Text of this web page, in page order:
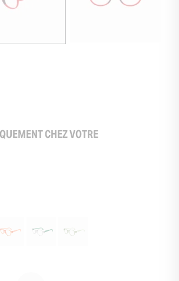
CHEZ VOTRE